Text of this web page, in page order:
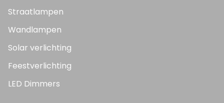
Straatlampen
Wandlampen
Solar verlichting
Feestverlichting
LED Dimmers